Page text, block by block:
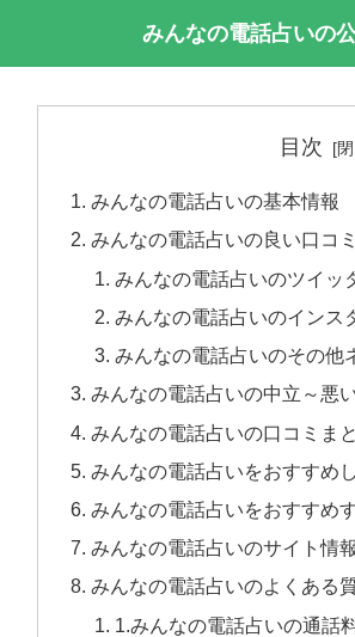
みんなの電話占いの
目次
みんなの電話占いの基本情報
みんなの電話占いの良い口コ
みんなの電話占いのツイッ
みんなの電話占いのインス
みんなの電話占いのその他
みんなの電話占いの中立～悪
みんなの電話占いの口コミま
みんなの電話占いをおすすめ
みんなの電話占いをおすすめ
みんなの電話占いのサイト情報
みんなの電話占いのよくある
1.みんなの電話占いの通話